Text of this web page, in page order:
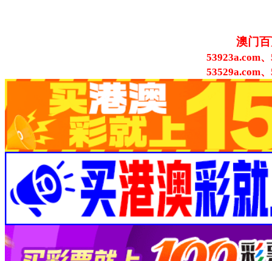
澳门
53923a.com
53529a.com